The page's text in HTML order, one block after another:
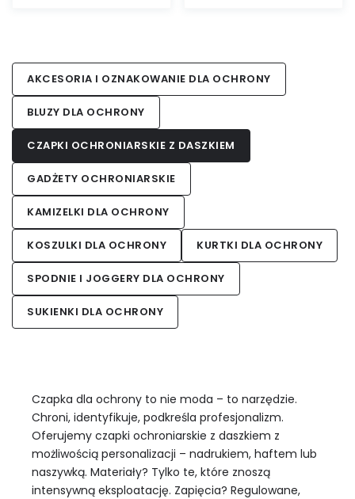
AKCESORIA I OZNAKOWANIE DLA OCHRONY
BLUZY DLA OCHRONY
CZAPKI OCHRONIARSKIE Z DASZKIEM
GADŻETY OCHRONIARSKIE
KAMIZELKI DLA OCHRONY
KOSZULKI DLA OCHRONY KURTKI DLA OCHRONY
SPODNIE I JOGGERY DLA OCHRONY
SUKIENKI DLA OCHRONY
Czapka dla ochrony to nie moda – to narzędzie.
Chroni, identyfikuje, podkreśla profesjonalizm.
Oferujemy czapki ochroniarskie z daszkiem z
możliwością personalizacji – nadrukiem, haftem lub
naszywką. Materiały? Tylko te, które znoszą
intensywną eksploatację. Zapięcia? Regulowane,